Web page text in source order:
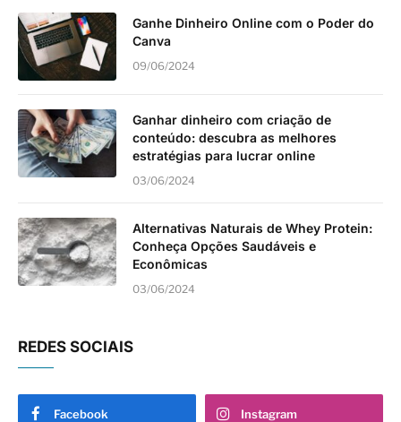
Ganhe Dinheiro Online com o Poder do
Canva
09/06/2024
Ganhar dinheiro com criação de
conteúdo: descubra as melhores
estratégias para lucrar online
03/06/2024
Alternativas Naturais de Whey Protein:
Conheça Opções Saudáveis e
Econômicas
03/06/2024
REDES SOCIAIS
Facebook Instagram